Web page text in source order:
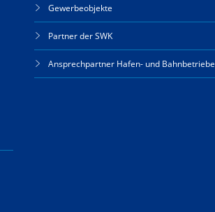
Gewerbeobjekte
Partner der SWK
Ansprechpartner Hafen- und Bahnbetriebe